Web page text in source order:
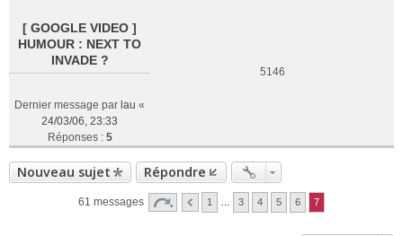
[ GOOGLE VIDEO ]
HUMOUR : NEXT TO
INVADE ?
Dernier message par lau «
24/03/06, 23:33
Réponses : 5
5146
Nouveau sujet Répondre
61 messages 1 3 4 5 6 7